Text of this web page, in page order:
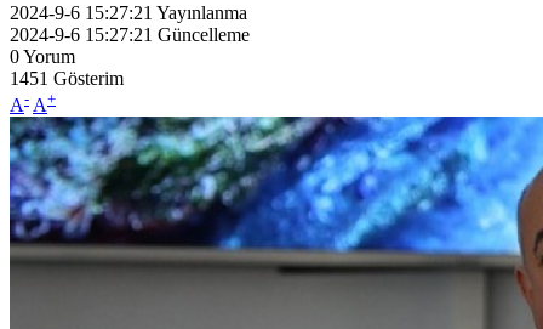
2024-9-6 15:27:21 Yayınlanma
2024-9-6 15:27:21 Güncelleme
0Yorum
1451 Gösterim
A- A+